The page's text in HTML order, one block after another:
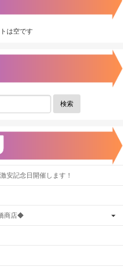
は空です
検索
安記念日開催します！
商店◆